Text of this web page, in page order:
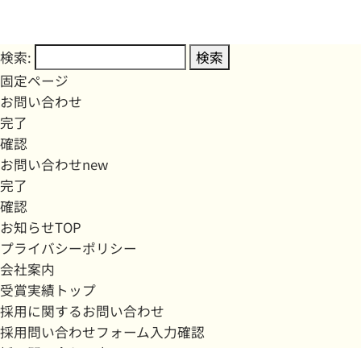
検索:
固定ページ
お問い合わせ
完了
確認
お問い合わせnew
完了
確認
お知らせTOP
プライバシーポリシー
会社案内
受賞実績トップ
採用に関するお問い合わせ
採用問い合わせフォーム入力確認